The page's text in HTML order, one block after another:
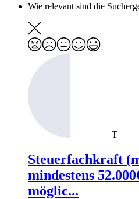
Wie relevant sind die
T
Steuerfachkraft
mindestens
möglic...